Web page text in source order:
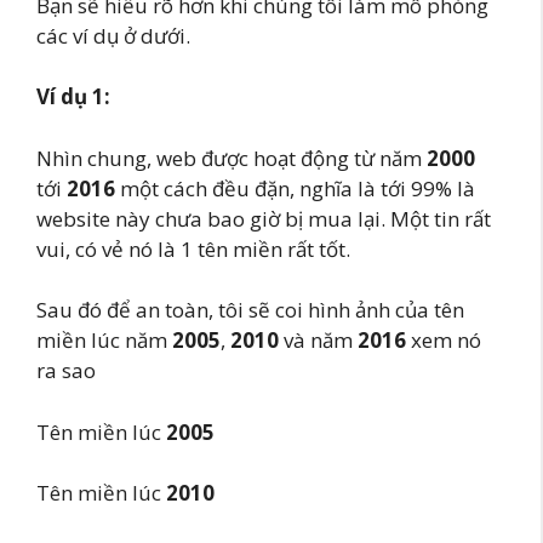
các ví dụ ở dưới.
Ví dụ 1:
Nhìn chung, web được hoạt động từ năm 2000
tới 2016 một cách đều đặn, nghĩa là tới 99% là
website này chưa bao giờ bị mua lại. Một tin rất
vui, có vẻ nó là 1 tên miền rất tốt.
Sau đó để an toàn, tôi sẽ coi hình ảnh của tên
miền lúc năm 2005, 2010và năm 2016xem nó
ra sao
Tên miền lúc 2005
Tên miền lúc 2010